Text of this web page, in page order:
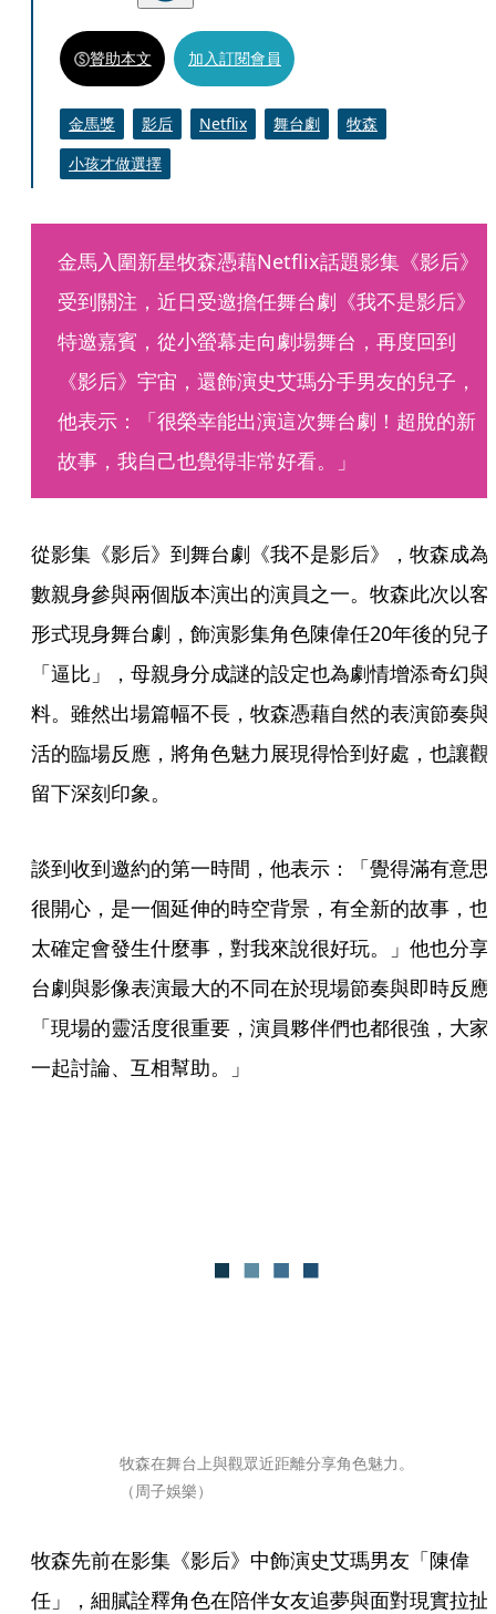
贊助本文 加入訂閱會員
金馬獎 影后 Netflix 舞台劇
牧森
小孩才做選擇
金馬入圍新星牧森憑藉Netflix話題影集《影后》
受到關注，近日受邀擔任舞台劇《我不是影后》
特邀嘉賓，從小螢幕走向劇場舞台，再度回到
《影后》宇宙，還飾演史艾瑪分手男友的兒子，
他表示：「很榮幸能出演這次舞台劇！超脫的新
故事，我自己也覺得非常好看。」
從影集《影后》到舞台劇《我不是影后》，牧森成為
數親身參與兩個版本演出的演員之一。牧森此次以客
形式現身舞台劇，飾演影集角色陳偉任20年後的兒子
「逼比」，母親身分成謎的設定也為劇情增添奇幻與
料。雖然出場篇幅不長，牧森憑藉自然的表演節奏與
活的臨場反應，將角色魅力展現得恰到好處，也讓觀
留下深刻印象。
談到收到邀約的第一時間，他表示：「覺得滿有意思
很開心，是一個延伸的時空背景，有全新的故事，也
太確定會發生什麼事，對我來說很好玩。」他也分享
台劇與影像表演最大的不同在於現場節奏與即時反應
「現場的靈活度很重要，演員夥伴們也都很強，大家
一起討論、互相幫助。」
牧森在舞台上與觀眾近距離分享角色魅力。
（周子娛樂）
牧森先前在影集《影后》中飾演史艾瑪男友「陳偉
任」，細膩詮釋角色在陪伴女友追夢與面對現實拉扯